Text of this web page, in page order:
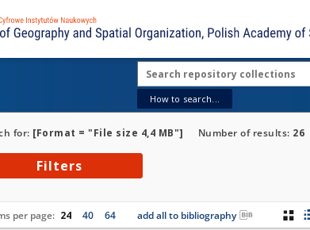
How to search...
for: [Format = "File size 4,4 MB"] Number of results: 26
Filters
per page: 24 40 64 add all to bibliography